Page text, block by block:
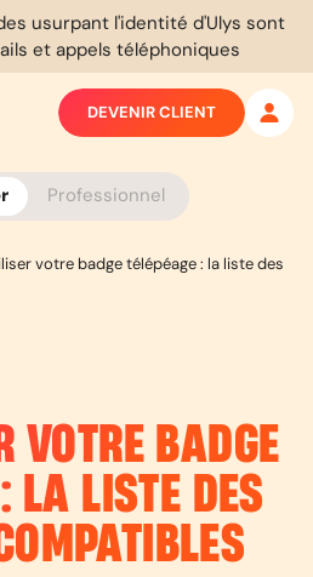
usurpant l'identité d'Ulys sont
et appels téléphoniques
Professionnel
DEVENIR CLIENT
votre badge télépéage : la liste des
VOTRE BADGE
LA LISTE DES